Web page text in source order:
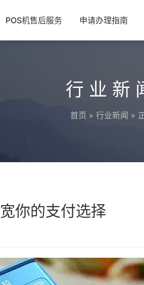
POS机售后服务 申请办理指南
行业新
首页 » 行业新闻 »
你的支付选择